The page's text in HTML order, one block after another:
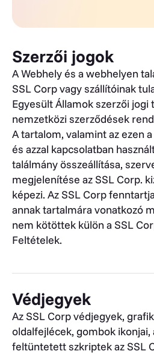
Szerzői jogok
A Webhely és a webhelyen
SSL Corp vagy szállítóinak
Egyesült Államok szerzői jogi
nemzetközi szerződések
A tartalom, valamint az ezen
és azzal kapcsolatban
találmány összeállítása,
megjelenítése az SSL Corp.
képezi. Az SSL Corp
annak tartalmára vonatkozó
nem kötöttek külön a SSL
Feltételek.
Védjegyek
Az SSL Corp védjegyek,
oldalfejlécek, gombok
feltüntetett szkriptek az SSL